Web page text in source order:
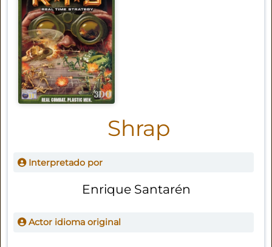
Shrap
Interpretado por
Enrique Santarén
Actor idioma original